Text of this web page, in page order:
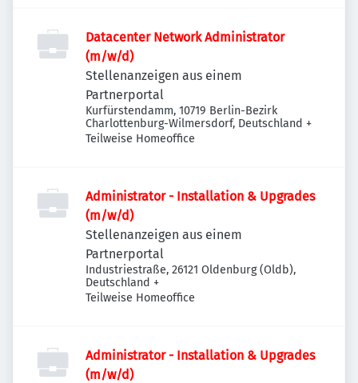
Datacenter Network Administrator
(m/w/d)
Stellenanzeigen aus einem
Partnerportal
Kurfürstendamm, 10719 Berlin-Bezirk
Charlottenburg-Wilmersdorf, Deutschland +
Teilweise Homeoffice
Administrator - Installation & Upgrades
(m/w/d)
Stellenanzeigen aus einem
Partnerportal
Industriestraße, 26121 Oldenburg (Oldb),
Deutschland +
Teilweise Homeoffice
Administrator - Installation & Upgrades
(m/w/d)